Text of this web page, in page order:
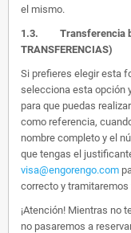
el mismo.
1.3. Transferencia
TRANSFERENCIAS)
Si prefieres elegir esta
selecciona esta opción
para que puedas
como referencia,
nombre completo y el
que tengas el
visa@engorengo.com
correcto y
¡Atención! Mientras no
no pasaremos a